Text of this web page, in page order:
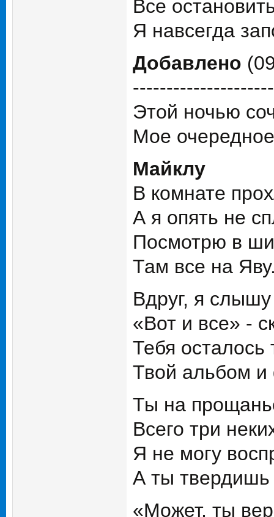
Все
Я навсегда
Добавлено
Этой ночью
Мое
Майклу
В комнате
А я опять не
Посмотрю в
Там все на
Вдруг, я
«Вот и все» -
Тебя осталось
Твой альбом и
Ты на
Всего три
Я не могу
А ты твердишь
«Может, ты